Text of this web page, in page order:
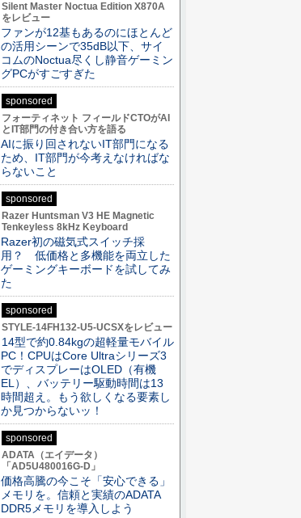
Silent Master Noctua Edition X870A
をレビュー
ファンが12基もあるのにほとんど
の活用シーンで35dB以下、サイ
コムのNoctua尽くし静音ゲーミン
グPCがすごすぎた
sponsored
フォーティネット フィールドCTOがAI
とIT部門の付き合い方を語る
AIに振り回されないIT部門になる
ため、IT部門が今考えなければな
らないこと
sponsored
Razer Huntsman V3 HE Magnetic
Tenkeyless 8kHz Keyboard
Razer初の磁気式スイッチ採
用？ 低価格と多機能を両立した
ゲーミングキーボードを試してみ
た
sponsored
STYLE-14FH132-U5-UCSXをレビュー
14型で約0.84kgの超軽量モバイル
PC！CPUはCore Ultraシリーズ3
でディスプレーはOLED（有機
EL）、バッテリー駆動時間は13
時間超え。もう欲しくなる要素し
か見つからないッ！
sponsored
ADATA（エイデータ）
「AD5U480016G-D」
価格高騰の今こそ「安心できる」
メモリを。信頼と実績のADATA
DDR5メモリを導入しよう